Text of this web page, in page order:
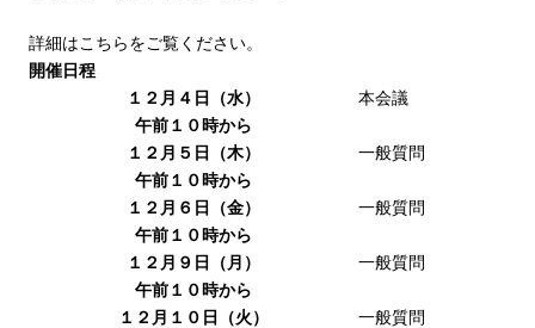
詳細はこちらをご覧ください。
開催日程
１２月４日（水）
午前１０時から
本会議
１２月５日（木）
午前１０時から
一般質問
１２月６日（金）
午前１０時から
一般質問
１２月９日（月）
午前１０時から
一般質問
１２月１０日（火）
一般質問